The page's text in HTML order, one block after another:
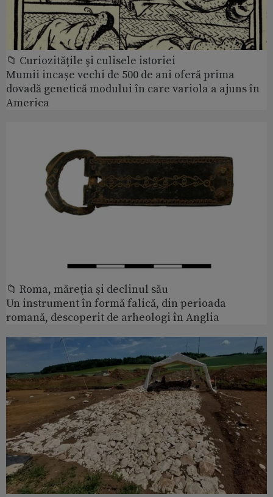
📁 Curiozităţile şi culisele istoriei
Mumii incașe vechi de 500 de ani oferă prima
dovadă genetică modului în care variola a ajuns în
America
📁 Roma, măreţia şi declinul său
Un instrument în formă falică, din perioada
romană, descoperit de arheologi în Anglia